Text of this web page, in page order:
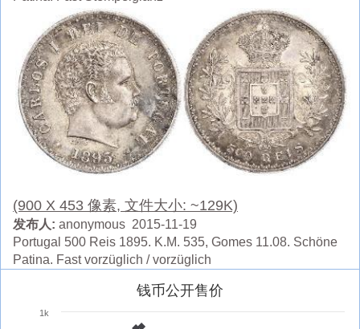
(900 X 453 像素, 文件大小: ~129K)
发布人: anonymous 2015-11-19
Portugal 500 Reis 1895. K.M. 535, Gomes 11.08. Schöne
Patina. Fast vorzüglich / vorzüglich